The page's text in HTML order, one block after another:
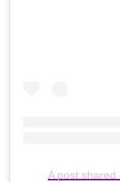
A post